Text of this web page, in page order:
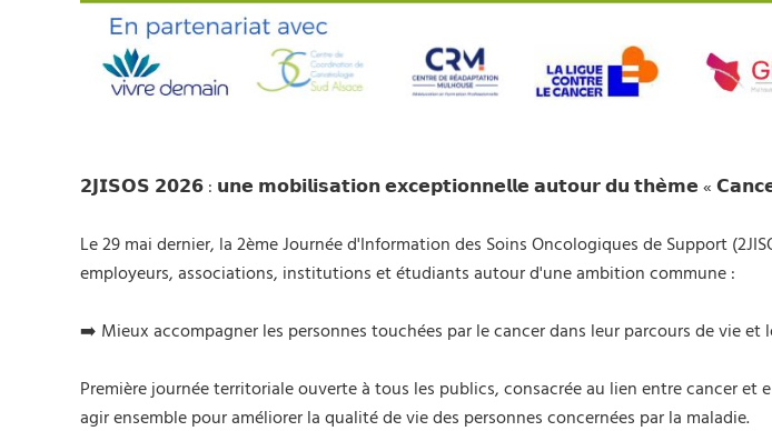
𝟮𝗝𝗜𝗦𝗢𝗦 𝟮𝟬𝟮𝟲 : 𝘂𝗻𝗲 𝗺𝗼𝗯𝗶𝗹𝗶𝘀𝗮𝘁𝗶𝗼𝗻 𝗲𝘅𝗰𝗲𝗽𝘁𝗶𝗼𝗻𝗻𝗲𝗹𝗹𝗲 𝗮𝘂𝘁𝗼𝘂𝗿 𝗱𝘂 𝘁𝗵𝗲̀𝗺𝗲 «
Le 29 mai dernier, la 2ème Journée d'Information des Soins Oncologiques de Support
employeurs, associations, institutions et étudiants autour d'une ambition commune :
➡️ Mieux accompagner les personnes touchées par le cancer dans leur parcours de vie et
Première journée territoriale ouverte à tous les publics, consacrée au lien entre cancer
agir ensemble pour améliorer la qualité de vie des personnes concernées par la maladie.